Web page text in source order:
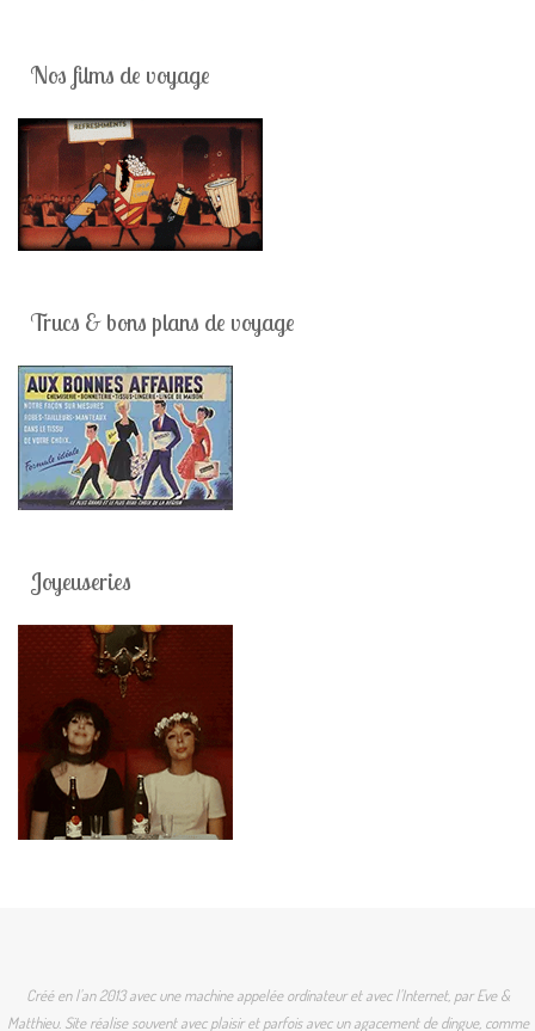
Nos films de voyage
Trucs & bons plans de voyage
Joyeuseries
Créé en l'an 2013 avec une machine appelée ordinateur et avec l'Internet, par Eve &
Matthieu. Site réalise souvent avec plaisir et parfois avec un agacement de dingue, comme